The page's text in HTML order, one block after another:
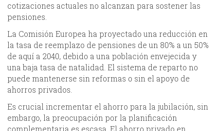
cotizaciones actuales no alcanzan para sostener las
pensiones.
La Comisión Europea ha proyectado una reducción en
la tasa de reemplazo de pensiones de un 80% a un 50%
de aquí a 2040, debido a una población envejecida y
una baja tasa de natalidad. El sistema de reparto no
puede mantenerse sin reformas o sin el apoyo de
ahorros privados.
Es crucial incrementar el ahorro para la jubilación, sin
embargo, la preocupación por la planificación
complementaria es escasa. El ahorro privado en